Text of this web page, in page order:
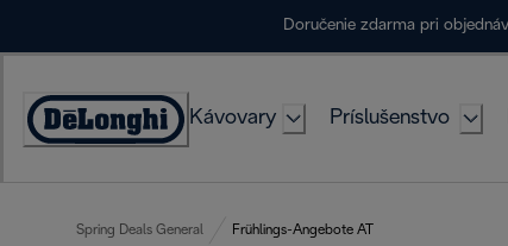
Doručenie zdarma pri
Accessibility
Kávovary Príslušenstvo
Spring Deals General Frühlings-Angebote AT